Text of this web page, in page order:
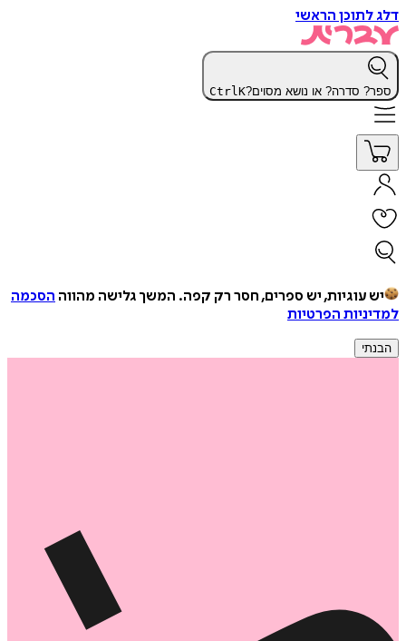
דלג לתוכן הראשי
ספר? סדרה? או נושא מסוים? CtrlK
יש עוגיות, יש ספרים, חסר רק קפה. המשך גלישה מהווה הסכמה
למדיניות הפרטיות
הבנתי